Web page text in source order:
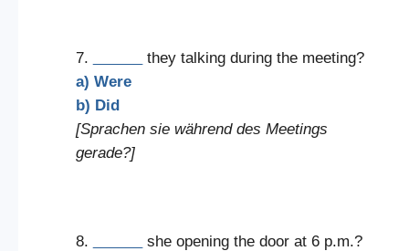
7.
they talking during the meeting?
a) Were
b) Did
[Sprachen sie während des Meetings
gerade?]
8.
she opening the door at 6 p.m.?